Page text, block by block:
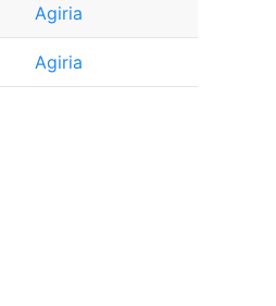
Agiria
Agiria